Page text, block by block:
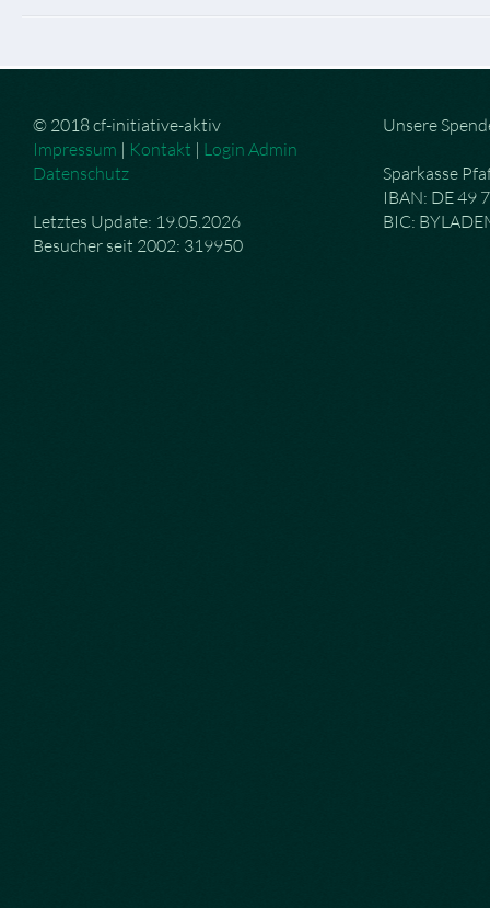
© 2018 cf-initiative-aktiv
Impressum | Kontakt | Login Admin
Datenschutz
Letztes Update: 19.05.2026
Besucher seit 2002: 319950
Unsere
Sparkasse
IBAN: DE 49
BIC: